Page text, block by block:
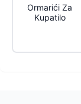
Ormarići Za
Kupatilo